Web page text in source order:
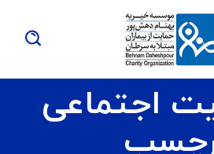
اجتماعی